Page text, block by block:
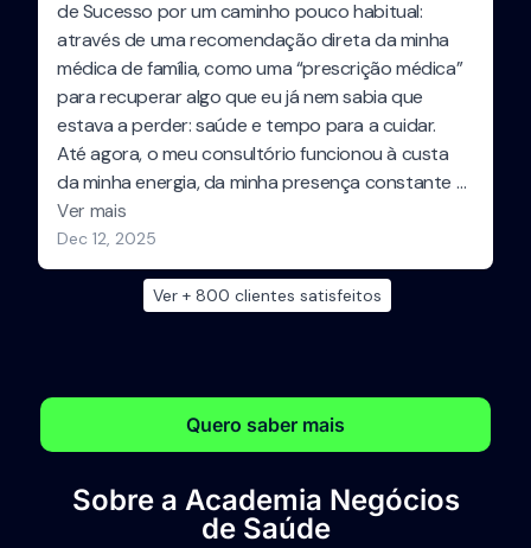
Quero saber mais
Sobre a Academia Negócios
de Saúde